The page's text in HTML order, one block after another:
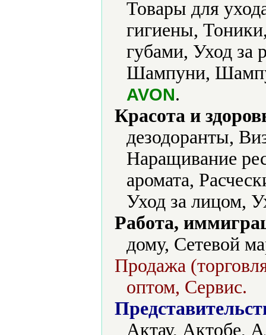
Товары для
гигиены,
губами, Уход за
Шампуни,
AVON.
Красота и
дезодоранты,
Наращивание
аромата,
Уход за лицом,
Работа,
дому, Сетевой
Продажа
оптом, Сервис.
Актау, Актобе,